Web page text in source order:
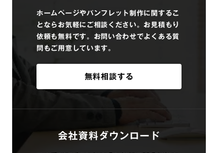
ホームページやパンフレット制作に関するこ
とならお気軽にご相談ください。お見積もり
依頼も無料です。お問い合わせでよくある質
問もご用意しています。
無料相談する
会社資料ダウンロード